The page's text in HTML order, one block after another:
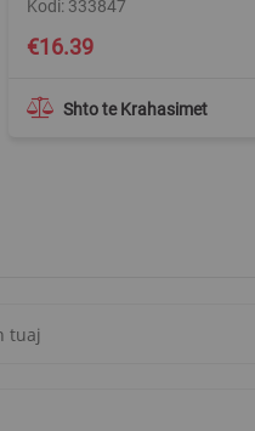
Kodi: 333847
Shto te Krahasimet
€16.39